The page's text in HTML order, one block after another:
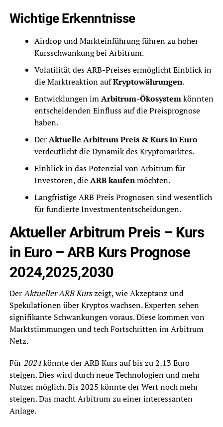
Wichtige Erkenntnisse
Airdrop und Markteinführung führen zu hoher
Kursschwankung bei Arbitrum.
Volatilität des ARB-Preises ermöglicht Einblick in
die Marktreaktion aufKryptowährungen.
Entwicklungen imArbitrum-Ökosystemkönnten
entscheidenden Einfluss auf die Preisprognose
haben.
DerAktuelle Arbitrum Preis & Kurs in Euro
verdeutlicht die Dynamik des Kryptomarktes.
Einblick in das Potenzial von Arbitrum für
Investoren, dieARB kaufenmöchten.
Langfristige ARB Preis Prognosen sind wesentlich
für fundierte Investmententscheidungen.
Aktueller Arbitrum Preis – Kurs
in Euro – ARB Kurs Prognose
2024,2025,2030
DerAktueller ARB Kurszeigt, wie Akzeptanz und
Spekulationen über Kryptos wachsen. Experten sehen
signifikante Schwankungen voraus. Diese kommen von
Marktstimmungen und tech Fortschritten im Arbitrum
Netz.
Für 2024könnte der ARB Kurs auf bis zu 2,13 Euro
steigen. Dies wird durch neue Technologien und mehr
Nutzer möglich. Bis 2025 könnte der Wert noch mehr
steigen. Das macht Arbitrum zu einer interessanten
Anlage.